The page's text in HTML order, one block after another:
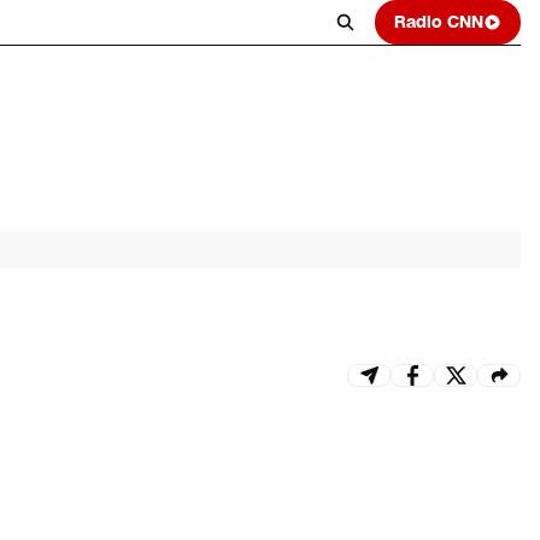
Radio CNN